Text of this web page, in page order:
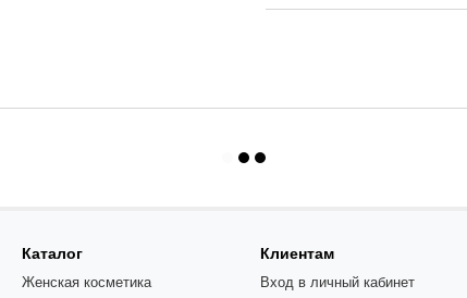
Каталог
Женская косметика
Клиентам
Вход в личный кабинет